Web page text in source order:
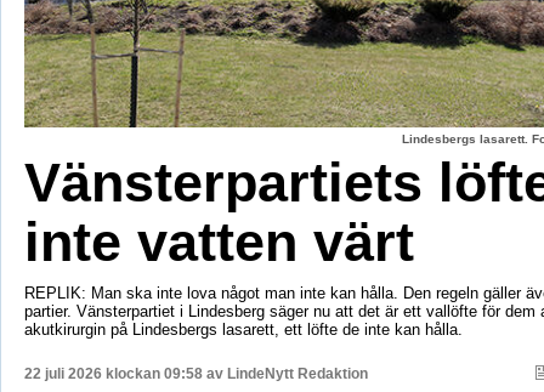
Lindesbergs lasarett.
Vänsterpartiets
inte vatten värt
REPLIK: Man ska inte lova något man inte kan hålla. Den regeln gäller
partier. Vänsterpartiet i Lindesberg säger nu att det är ett vallöfte för dem
akutkirurgin på Lindesbergs lasarett, ett löfte de inte kan hålla.
22 juli 2026 klockan 09:58 av LindeNytt Redaktion